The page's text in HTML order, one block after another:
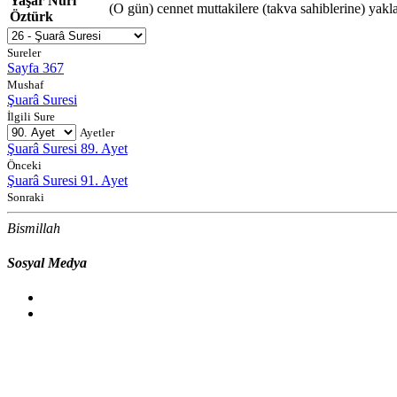
Öztürk
(O gün) cennet muttakilere (takva sahiblerine)
Sureler
Sayfa 367
Mushaf
Şuarâ Suresi
İlgili Sure
Ayetler
Şuarâ Suresi 89. Ayet
Önceki
Şuarâ Suresi 91. Ayet
Sonraki
Bismillah
Sosyal Medya